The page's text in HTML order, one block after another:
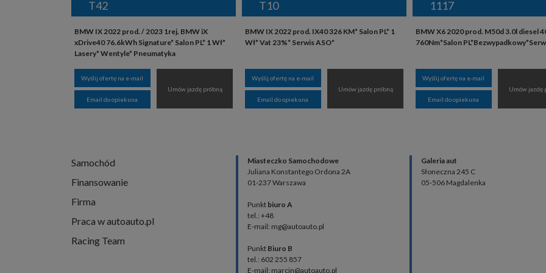
T42
BMW IX 2022 prod. / 2023 1rej. BMW iX
xDrive40 76.6kWh Signature* Salon PL* 1 Wł*
Lasery* Wentyle* Pneumatyka
Wyślij ofertę na e-mail
Email do opiekuna
Umów jazdę próbną
T10
BMW IX 2022 prod. IX40 326 KM* Salon PL* 1
Wł* Vat 23%* Serwis ASO*
Wyślij ofertę na e-mail
Email do opiekuna
Umów jazdę próbną
1117
BMW X6 2020 prod. M50d 3.0l diesel
760Nm*Salon
Wyślij ofertę na e-mail
Email do opiekuna
Umów jazdę
Samochód
Finansowanie
Firma
Praca w autoauto.pl
Racing Team
Miasteczko Samochodowe
Juliana Konstantego Ordona 2A
01-237 Warszawa
Punkt biuro A
tel.: +48
E-mail: mg@autoauto.pl
Punkt Biuro B
tel.: 602 255 857
E-mail: marcin@autoauto.pl
Galeria aut
Słoneczna 245 C
05-506 Magdalenka